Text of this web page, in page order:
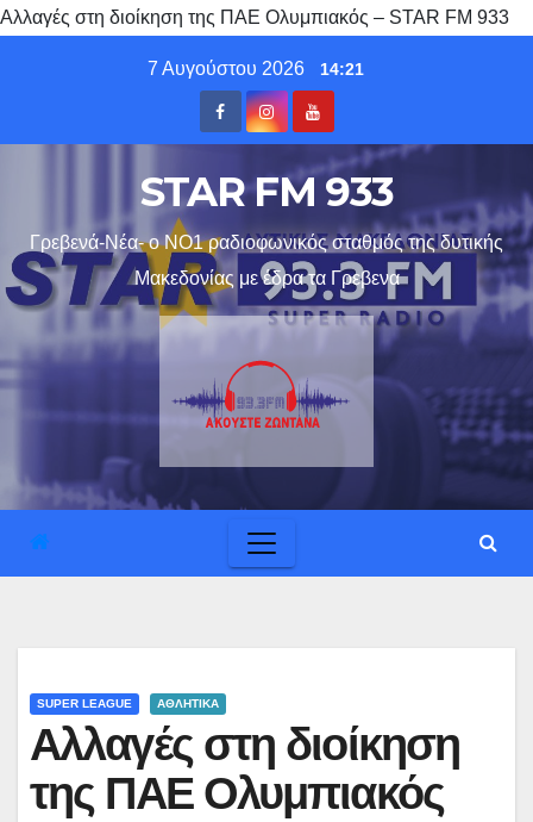
Αλλαγές στη διοίκηση της ΠΑΕ Ολυμπιακός – STAR FM 933
7 Αυγούστου 2026 14:21
STAR FM 933
Γρεβενά-Νέα- ο ΝΟ1 ραδιοφωνικός σταθμός της δυτικής
Μακεδονίας με έδρα τα Γρεβενα
SUPER LEAGUE ΑΘΛΗΤΙΚΑ
Αλλαγές στη διοίκηση
της ΠΑΕ Ολυμπιακός